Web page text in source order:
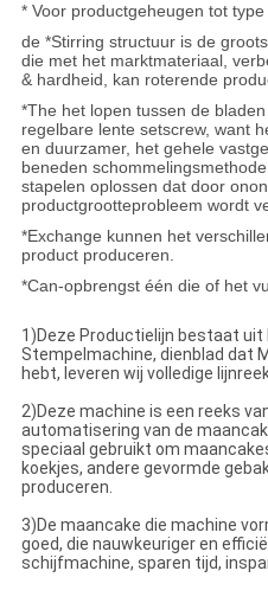
* Voor productgeheugen tot type
de *Stirring structuur is de
die met het marktmateriaal,
& hardheid, kan roterende
*The het lopen tussen de
regelbare lente setscrew, want
en duurzamer, het gehele
beneden
stapelen oplossen dat door
productgrootteprobleem wordt
*Exchange kunnen het
product produceren.
*Can-opbrengst één die of het
1)Deze Productielijn bestaat
Stempelmachine, dienblad dat
hebt, leveren wij volledige
2)Deze machine is een reeks
automatisering van de
speciaal gebruikt om
koekjes, andere gevormde
produceren.
3)De maancake die machine
goed, die nauwkeuriger en
schijfmachine, sparen tijd,